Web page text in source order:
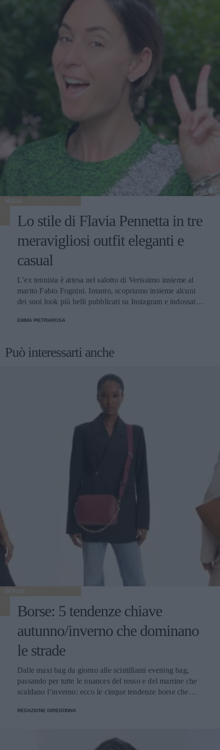
MODA
Lo stile di Flavia Pennetta in tre
meravigliosi outfit eleganti e
casual
L’ex tennista è attesa nel salotto di Verissimo insieme al
marito Fabio Fognini. Intanto, scopriamo insieme alcuni
dei suoi look più belli pubblicati su Instagram e indossati
EMMA PIETRAROSA
Può interessarti anche
BORSE
Borse: 5 tendenze chiave
autunno/inverno che dominano
le strade
Dalle maxi bag da giorno alle scintillanti evening bag,
passando per tutte le nuances del rosso e del marrine che
scaldano l’inverno: ecco le cinque tendenze borse che
REDAZIONE DIREDONNA